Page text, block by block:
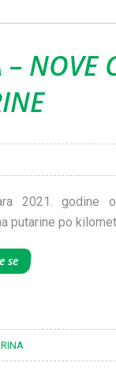
– NOVE
2021. godine
putarine po
se